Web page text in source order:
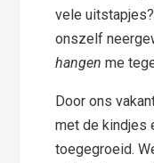
vele
onszelf
hangen me
Door ons
met de kindjes
toegegroeid.